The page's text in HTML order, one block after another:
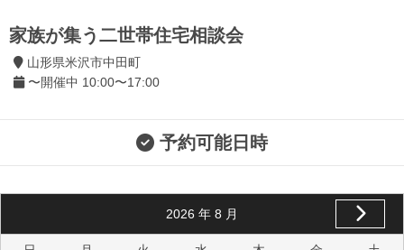
家族が集う二世帯住宅相談会
山形県米沢市中田町
〜開催中 10:00〜17:00
予約可能日時
2026 年 8 月